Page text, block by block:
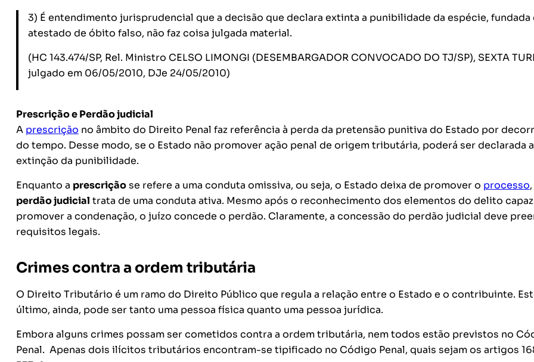
3) É entendimento jurisprudencial que a decisão que declara extinta a punibilidade da espécie, fundada
atestado de óbito falso, não faz coisa julgada material.
(HC 143.474/SP, Rel. Ministro CELSO LIMONGI (DESEMBARGADOR CONVOCADO DO TJ/SP), SEXTA
julgado em 06/05/2010, DJe 24/05/2010)
Prescrição e Perdão judicial
A prescrição no âmbito do Direito Penal faz referência à perda da pretensão punitiva do Estado por
do tempo. Desse modo, se o Estado não promover ação penal de origem tributária, poderá ser declarada a
extinção da punibilidade.
Enquanto a prescriçãose refere a uma conduta omissiva, ou seja, o Estado deixa de promover o processo
perdão judicial trata de uma conduta ativa. Mesmo após o reconhecimento dos elementos do delito
promover a condenação, o juízo concede o perdão. Claramente, a concessão do perdão judicial deve
requisitos legais.
Crimes contra a ordem tributária
O Direito Tributário é um ramo do Direito Público que regula a relação entre o Estado e o contribuinte.
último, ainda, pode ser tanto uma pessoa física quanto uma pessoa jurídica.
Embora alguns crimes possam ser cometidos contra a ordem tributária, nem todos estão previstos no
Penal. Apenas dois ilícitos tributários encontram-se tipificado no Código Penal, quais sejam os artigos